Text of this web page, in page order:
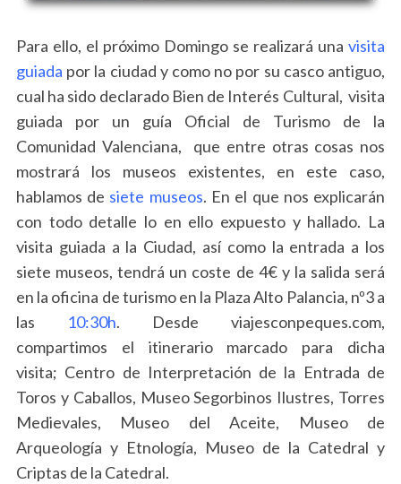
Para ello, el próximo Domingo se realizará unavisita
guiada por la ciudad y como no por su casco antiguo,
cual ha sido declarado Bien de Interés Cultural, visita
guiada por un guía Oficial de Turismo de la
Comunidad Valenciana, que entre otras cosas nos
mostrará los museos existentes, en este caso,
hablamos de siete museos. En el que nos explicarán
con todo detalle lo en ello expuesto y hallado. La
visita guiada a la Ciudad, así como la entrada a los
siete museos, tendrá un coste de 4€ y la salida será
en la oficina de turismo en la Plaza Alto Palancia, nº3 a
las 10:30h. Desde viajesconpeques.com,
compartimos el itinerario marcado para dicha
visita; Centro de Interpretación de la Entrada de
Toros y Caballos, Museo Segorbinos Ilustres, Torres
Medievales, Museo del Aceite, Museo de
Arqueología y Etnología, Museo de la Catedral y
Criptas de la Catedral.